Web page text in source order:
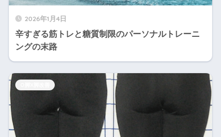
2026年1月4日
辛すぎる筋トレと糖質制限のパーソナルトレーニ
ングの末路